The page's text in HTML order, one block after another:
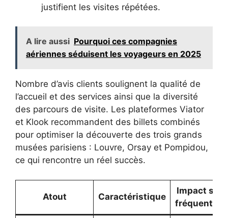
justifient les visites répétées.
A lire aussi Pourquoi ces compagnies
aériennes séduisent les voyageurs en 2025
Nombre d’avis clients soulignent la qualité de
l’accueil et des services ainsi que la diversité
des parcours de visite. Les plateformes Viator
et Klook recommandent des billets combinés
pour optimiser la découverte des trois grands
musées parisiens : Louvre, Orsay et Pompidou,
ce qui rencontre un réel succès.
Atout Caractéristique
Impact sur